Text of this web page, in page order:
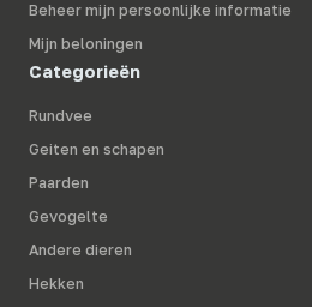
Beheer mijn persoonlijke informatie
Mijn beloningen
Categorieën
Rundvee
Geiten en schapen
Paarden
Gevogelte
Andere dieren
Hekken